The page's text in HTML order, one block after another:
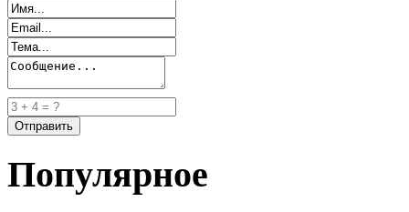
Популярное